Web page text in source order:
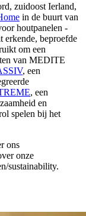
zuidoost Ierland,
in de buurt van
houtpanelen -
erkende, beproefde
om een
van MEDITE
, een
, een
en
spelen bij het
ons
onze
sustainability.